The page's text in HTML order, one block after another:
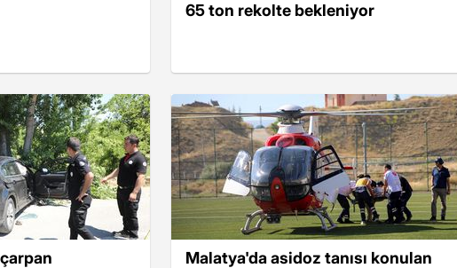
65 ton rekolte bekleniyor
Malatya'da asidoz tanısı konulan